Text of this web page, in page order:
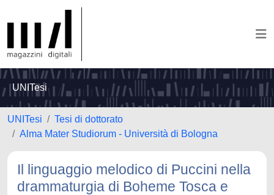
UNITesi
UNITesi
Tesi di dottorato
Alma Mater Studiorum - Università di Bologna
Il linguaggio melodico di Puccini nella
drammaturgia di Boheme Tosca e